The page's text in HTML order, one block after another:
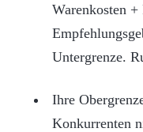
Warenkosten
Untergrenze.
Ihre
Konkurrenten